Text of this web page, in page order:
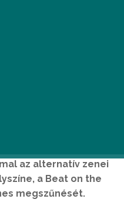
az alternatív zenei
a Beat on the
megszűnését.